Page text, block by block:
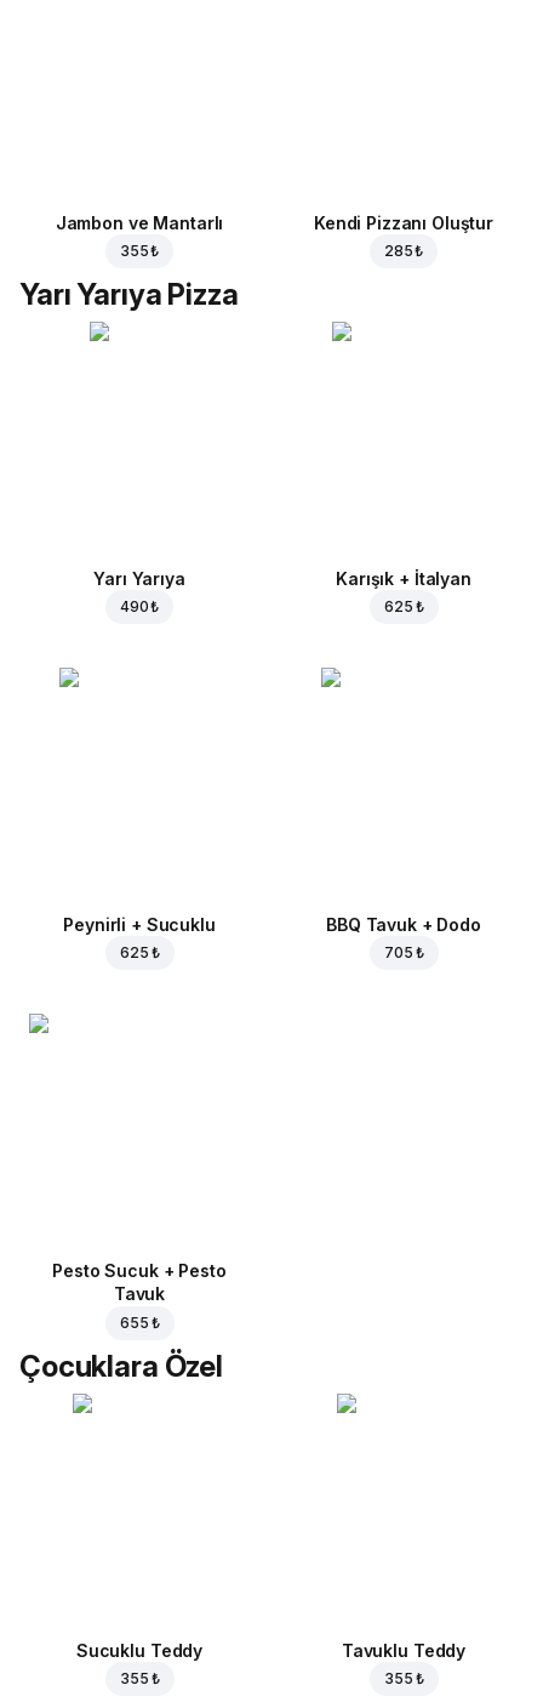
Jambon ve Mantarlı
355 ₺
Kendi Pizzanı Oluştur
285 ₺
Yarı Yarıya Pizza
Yarı Yarıya
490 ₺
Karışık + İtalyan
625 ₺
Peynirli + Sucuklu
625 ₺
BBQ Tavuk + Dodo
705 ₺
Pesto Sucuk + Pesto
Tavuk
655 ₺
Çocuklara Özel
Sucuklu Teddy
355 ₺
Tavuklu Teddy
355 ₺